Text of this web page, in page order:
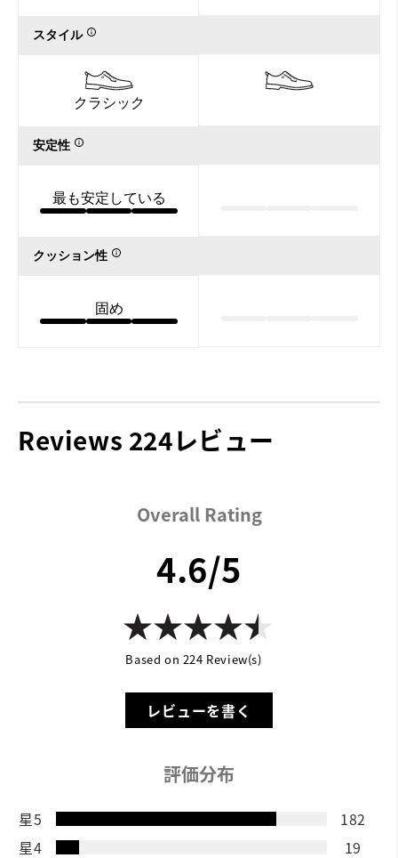
スタイル
クラシック
安定性
最も安定している
クッション性
固め
Reviews 224レビュー
Overall Rating
4.6/5
Based on 224 Review(s)
レビューを書く
評価分布
星5
182
星4
19